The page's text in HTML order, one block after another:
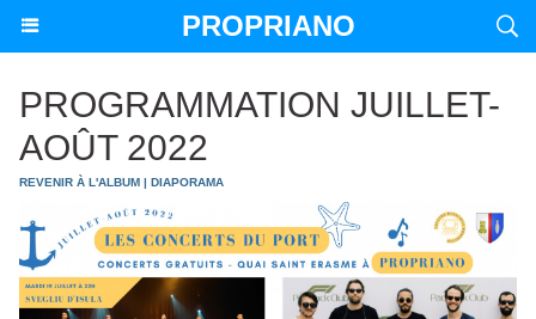
PROPRIANO
PROGRAMMATION JUILLET-
AOÛT 2022
REVENIR À L'ALBUM | DIAPORAMA